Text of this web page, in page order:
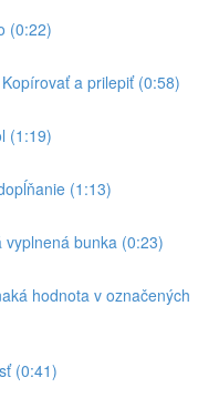
(0:22)
a prilepiť (0:58)
(1:19)
(1:13)
vyplnená bunka (0:23)
hodnota v označených
(0:41)